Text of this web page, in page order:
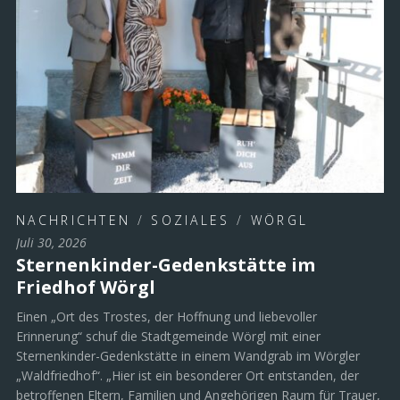
NACHRICHTEN / SOZIALES / WÖRGL
Juli 30, 2026
Sternenkinder-Gedenkstätte im
Friedhof Wörgl
Einen „Ort des Trostes, der Hoffnung und liebevoller
Erinnerung“ schuf die Stadtgemeinde Wörgl mit einer
Sternenkinder-Gedenkstätte in einem Wandgrab im Wörgler
„Waldfriedhof“. „Hier ist ein besonderer Ort entstanden, der
betroffenen Eltern, Familien und Angehörigen Raum für Trauer,